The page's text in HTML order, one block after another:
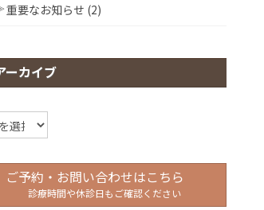
重要なお知らせ (2)
ーカイブ
ご予約・お問い合わせはこちら
診療時間や休診日もご確認ください